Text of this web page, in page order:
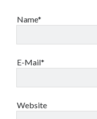
Name*
E-Mail*
Website